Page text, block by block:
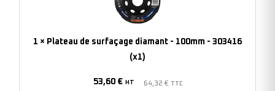
diamant
-
-
(x1)
1 × Plateau de surfaçage diamant - 100mm - 303416
(x1)
53,60 € HT 64,32 € TTC